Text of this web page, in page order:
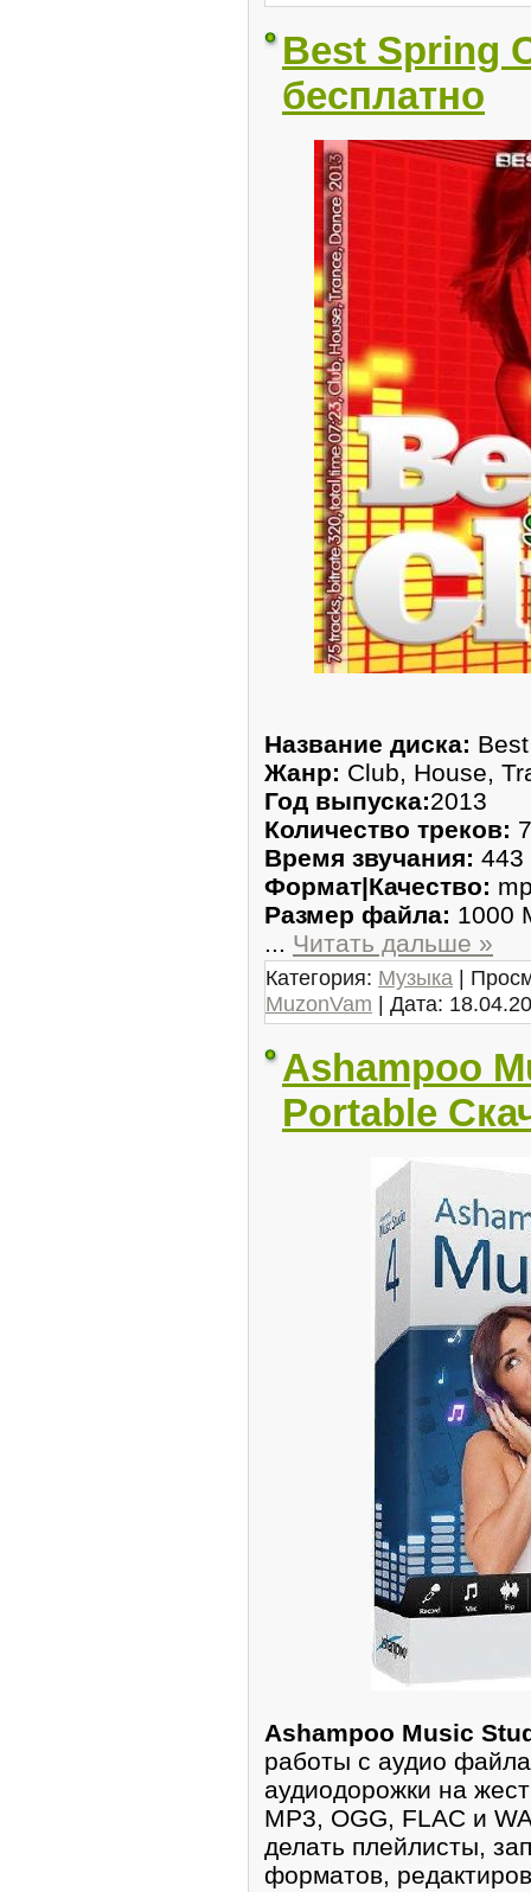
Best Spring
бесплатно
Название диска:
Жанр: Club, House,
Год выпуска:2013
Количество треков:
Время звучания: 443
Формат|Качество:
Размер файла: 1000
... Читать дальше »
Категория: Музыка |
MuzonVam | Дата:
Ashampoo
Portable
Ashampoo Music
работы с аудио
аудиодорожки на
MP3, OGG, FLAC и
делать плейлисты,
форматов,